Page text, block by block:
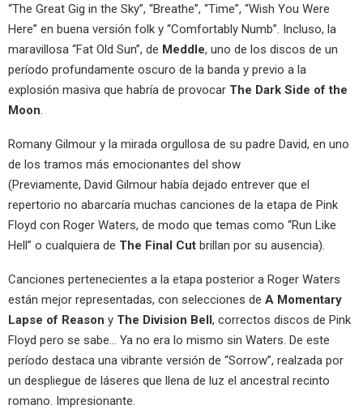
“The Great Gig in the Sky”, “Breathe”, “Time”, “Wish You Were
Here” en buena versión folk y “Comfortably Numb”. Incluso, la
maravillosa “Fat Old Sun”, de Meddle, uno de los discos de un
período profundamente oscuro de la banda y previo a la
explosión masiva que habría de provocar The Dark Side of the
Moon.
Romany Gilmour y la mirada orgullosa de su padre David, en uno
de los tramos más emocionantes del show
(Previamente, David Gilmour había dejado entrever que el
repertorio no abarcaría muchas canciones de la etapa de Pink
Floyd con Roger Waters, de modo que temas como “Run Like
Hell” o cualquiera de The Final Cut brillan por su ausencia).
Canciones pertenecientes a la etapa posterior a Roger Waters
están mejor representadas, con selecciones de A Momentary
Lapse of Reason y The Division Bell, correctos discos de Pink
Floyd pero se sabe… Ya no era lo mismo sin Waters. De este
período destaca una vibrante versión de “Sorrow”, realzada por
un despliegue de láseres que llena de luz el ancestral recinto
romano. Impresionante.